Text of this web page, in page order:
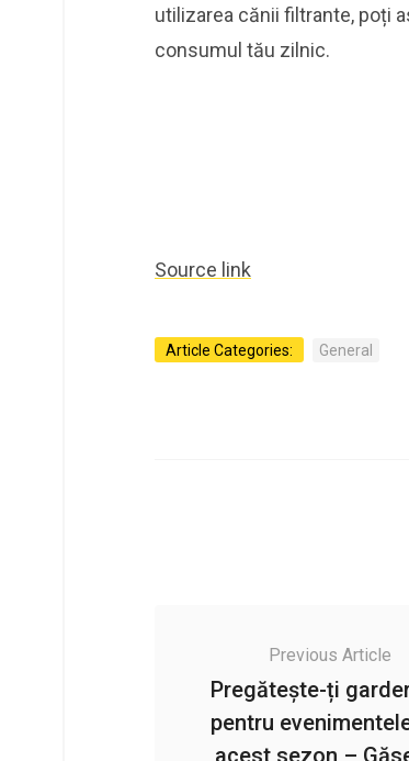
utilizarea cănii filtrante, poți
consumul tău zilnic.
Source link
Article Categories: General
Previous Article
Pregătește-ți
pentru
acest sezon –